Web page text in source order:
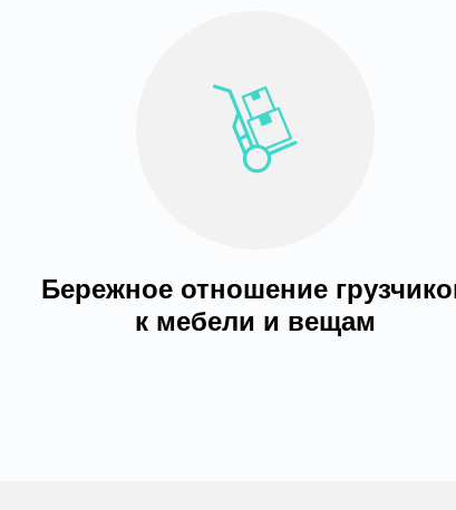
Бережное отношение
к мебели и вещам